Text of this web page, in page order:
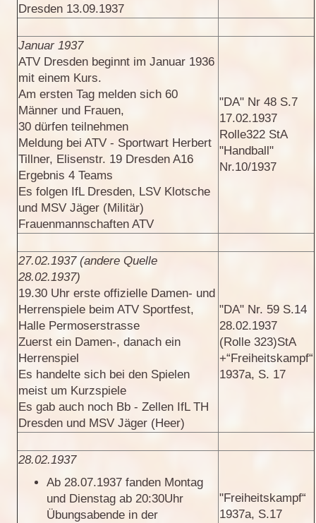
Dresden 13.09.1937
Januar 1937
ATV Dresden beginnt im Januar 1936
mit einem Kurs.
Am ersten Tag melden sich 60
Männer und Frauen,
30 dürfen teilnehmen
Meldung bei ATV - Sportwart Herbert
Tillner, Elisenstr. 19 Dresden A16
Ergebnis 4 Teams
Es folgen IfL Dresden, LSV Klotsche
und MSV Jäger (Militär)
Frauenmannschaften ATV
"DA" Nr 48 S.7
17.02.1937
Rolle322 StA
"Handball"
Nr.10/1937
27.02.1937 (andere Quelle
28.02.1937)
19.30 Uhr erste offizielle Damen- und
Herrenspiele beim ATV Sportfest,
Halle Permoserstrasse
Zuerst ein Damen-, danach ein
Herrenspiel
Es handelte sich bei den Spielen
meist um Kurzspiele
Es gab auch noch Bb - Zellen IfL TH
Dresden und MSV Jäger (Heer)
"DA" Nr. 59 S.14
28.02.1937
(Rolle 323)StA
+“Freiheitskampf“
1937a, S. 17
28.02.1937
Ab 28.07.1937 fanden Montag
und Dienstag ab 20:30Uhr
Übungsabende in der
"Freiheitskampf“
1937a, S.17